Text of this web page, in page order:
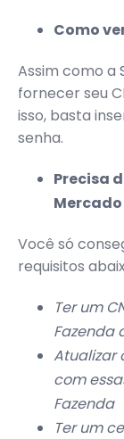
Como
Assim como a
fornecer seu
isso, basta
senha.
Precisa
Mercado
Você só
requisitos
Ter um
Fazenda
Atualizar
com
Fazenda
Ter um